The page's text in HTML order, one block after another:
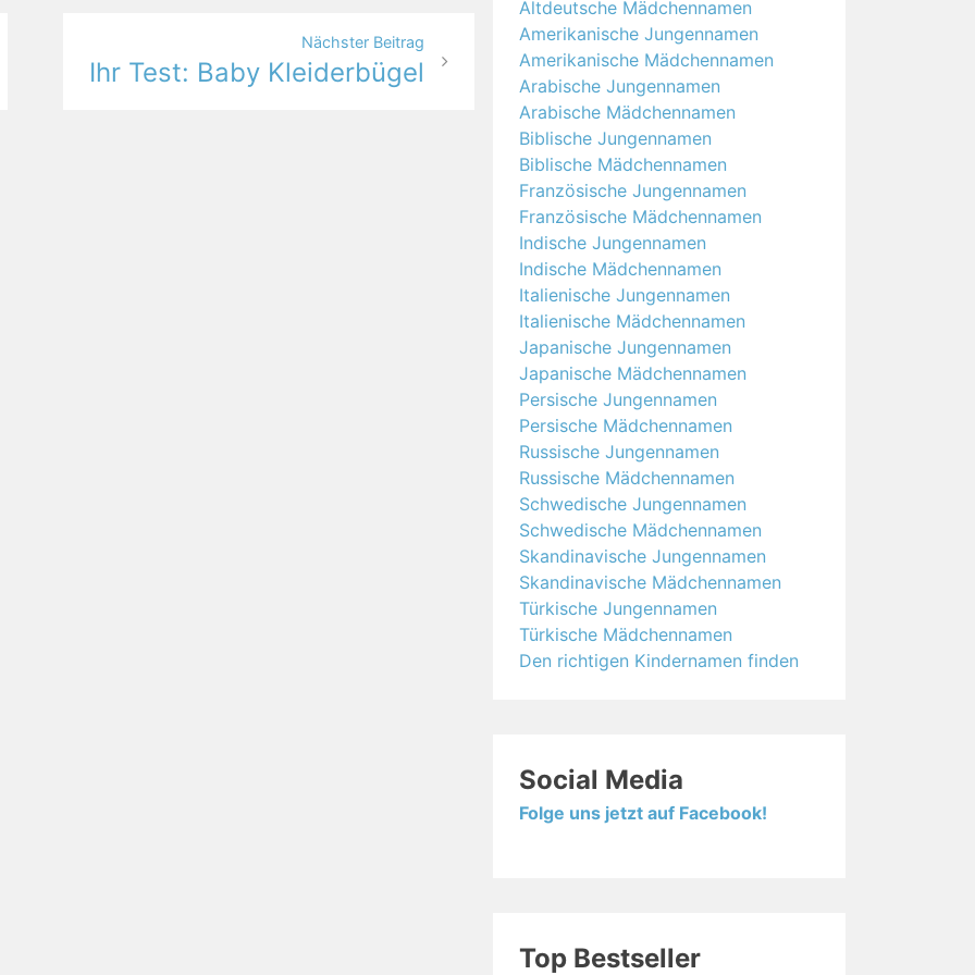
Nächster Beitrag
Ihr Test: Baby Kleiderbügel
Altdeutsche Mädchennamen
Amerikanische Jungennamen
Amerikanische Mädchennamen
Arabische Jungennamen
Arabische Mädchennamen
Biblische Jungennamen
Biblische Mädchennamen
Französische Jungennamen
Französische Mädchennamen
Indische Jungennamen
Indische Mädchennamen
Italienische Jungennamen
Italienische Mädchennamen
Japanische Jungennamen
Japanische Mädchennamen
Persische Jungennamen
Persische Mädchennamen
Russische Jungennamen
Russische Mädchennamen
Schwedische Jungennamen
Schwedische Mädchennamen
Skandinavische Jungennamen
Skandinavische Mädchennamen
Türkische Jungennamen
Türkische Mädchennamen
Den richtigen Kindernamen finden
Social Media
Folge uns jetzt auf Facebook!
Top Bestseller